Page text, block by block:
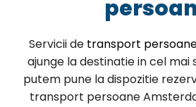
Servicii de transport
ajunge la destinatie in cel mai
putem pune la dispozitie
transport persoane